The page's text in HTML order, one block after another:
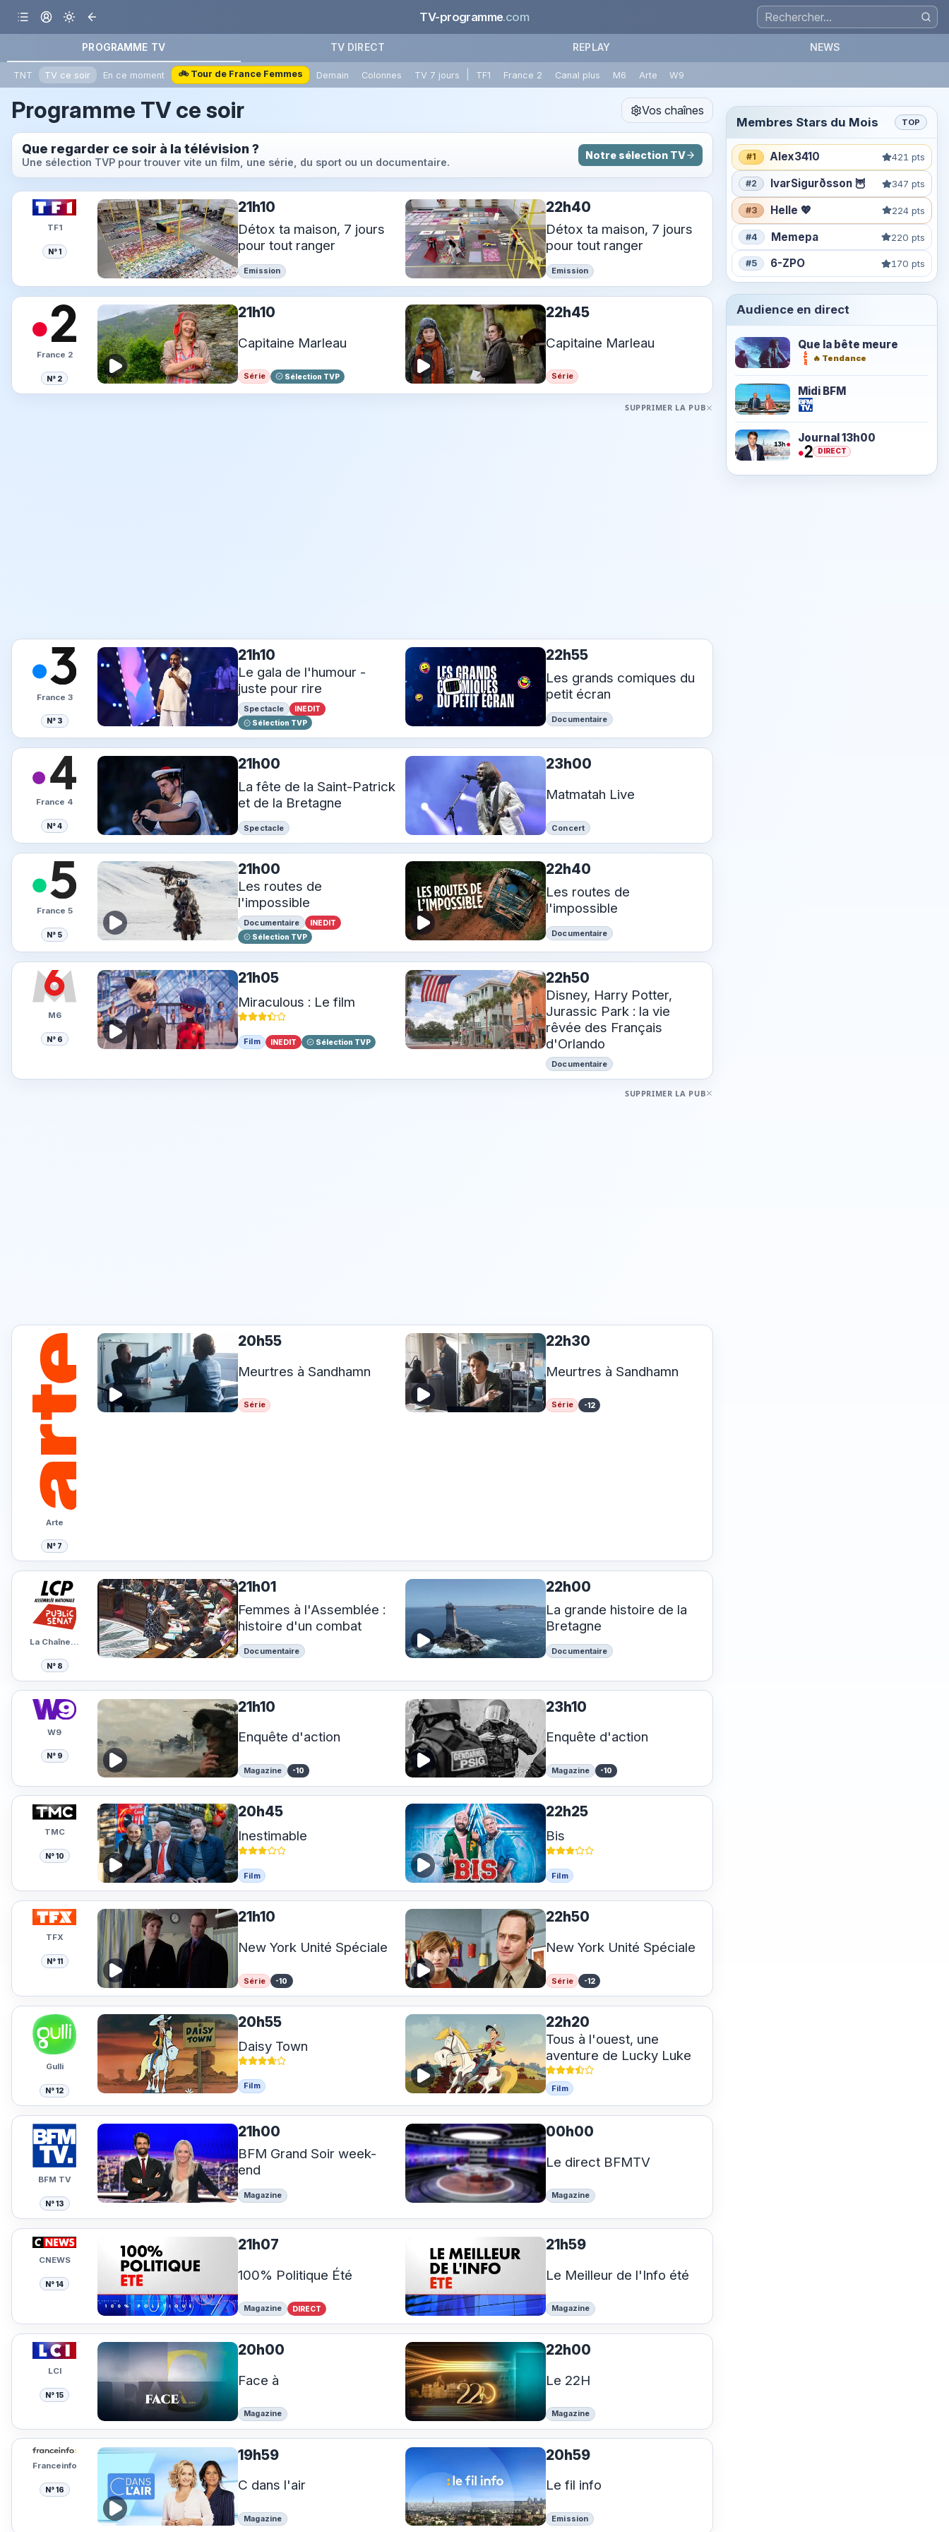
TV-programme.com
PROGRAMME TV TV DIRECT REPLAY NEWS
TNT TV ce soir En ce moment 🚲 Tour de France Femmes Demain Colonnes TV 7 jours TF1 France 2 Canal plus M6 Arte W9
Programme TV ce soir Vos chaînes
Que regarder ce soir à la télévision ?
Une sélection TVP pour trouver vite un film, une série, du sport ou un documentaire.
Notre sélection TV
TF1
N° 1
21h10
Détox ta maison, 7 jours
pour tout ranger
Emission
22h40
Détox ta maison, 7 jours
pour tout ranger
Emission
France 2
N° 2
21h10
Capitaine Marleau
Série Sélection TVP
22h45
Capitaine Marleau
Série
SUPPRIMER LA PUB
France 3
N° 3
21h10
Le gala de l'humour -
juste pour rire
Spectacle
INEDIT
Sélection TVP
22h55
Les grands comiques du
petit écran
Documentaire
France 4
N° 4
21h00
La fête de la Saint-Patrick
et de la Bretagne
Spectacle
23h00
Matmatah Live
Concert
France 5
N° 5
21h00
Les routes de
l'impossible
Documentaire
INEDIT
Sélection TVP
22h40
Les routes de
l'impossible
Documentaire
M6
N° 6
21h05
Miraculous : Le film
Film INEDIT Sélection TVP
22h50
Disney, Harry Potter,
Jurassic Park : la vie
rêvée des Français
d'Orlando
Documentaire
SUPPRIMER LA PUB
Arte
N° 7
20h55
Meurtres à Sandhamn
Série
22h30
Meurtres à Sandhamn
Série -12
La Chaîne…
N° 8
21h01
Femmes à l'Assemblée :
histoire d'un combat
Documentaire
22h00
La grande histoire de la
Bretagne
Documentaire
W9
N° 9
21h10
Enquête d'action
Magazine -10
23h10
Enquête d'action
Magazine -10
TMC
N° 10
20h45
Inestimable
Film
22h25
Bis
Film
TFX
N° 11
21h10
New York Unité Spéciale
Série -10
22h50
New York Unité Spéciale
Série -12
Gulli
N° 12
20h55
Daisy Town
Film
22h20
Tous à l'ouest, une
aventure de Lucky Luke
Film
BFM TV
N° 13
21h00
BFM Grand Soir week-
end
Magazine
00h00
Le direct BFMTV
Magazine
CNEWS
N° 14
21h07
100% Politique Été
Magazine DIRECT
21h59
Le Meilleur de l'Info été
Magazine
LCI
N° 15
20h00
Face à
Magazine
22h00
Le 22H
Magazine
Franceinfo
N° 16
19h59
C dans l'air
Magazine
20h59
Le fil info
Emission
Membres Stars du Mois TOP
#1 Alex3410 421 pts
#2 IvarSigurðsson 🦉 347 pts
#3 Helle 💖 224 pts
#4 Memepa 220 pts
#5 6-ZPO 170 pts
Audience en direct
Que la bête meure
🔥 Tendance
Midi BFM
Journal 13h00
DIRECT